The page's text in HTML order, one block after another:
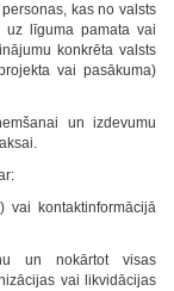
kas no valsts
uz līguma pamata vai
konkrēta valsts
vai pasākuma)
un izdevumu
vai kontaktinformācijā
un nokārtot visas
vai likvidācijas